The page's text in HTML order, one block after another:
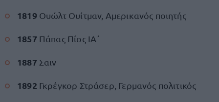
1819 Ουώλτ Ουίτμαν, Αμερικανός ποιητής
1857 Πάπας Πίος ΙΑ΄
1887 Σαιν
1892 Γκρέγκορ Στράσερ, Γερμανός πολιτικός